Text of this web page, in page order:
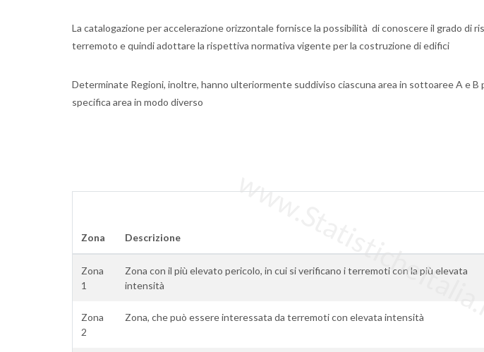
La catalogazione per accelerazione orizzontale fornisce la possibilità di conoscere il grado di
terremoto e quindi adottare la rispettiva normativa vigente per la costruzione di edifici
Determinate Regioni, inoltre, hanno ulteriormente suddiviso ciascuna area in sottoaree A e
specifica area in modo diverso
Zona Descrizione
Zona
1
Zona con il più elevato pericolo, in cui si verificano i terremoti con la più elevata
intensità
Zona
2
Zona, che può essere interessata da terremoti con elevata intensità